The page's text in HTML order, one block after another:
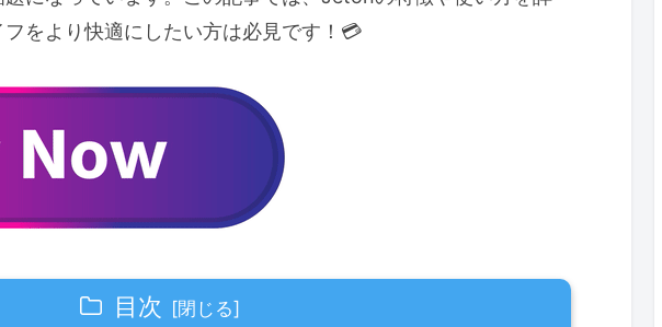
をより快適にしたい方は必見です！💳
目次